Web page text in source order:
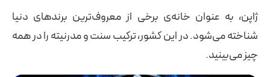
ژاپن، به عنوان خانه‌ی برخی از معروف‌ترین برندهای دنیا
شناخته می‌شود. در این کشور، ترکیب سنت و مدرنیته را در همه
چیز می‌بینید.